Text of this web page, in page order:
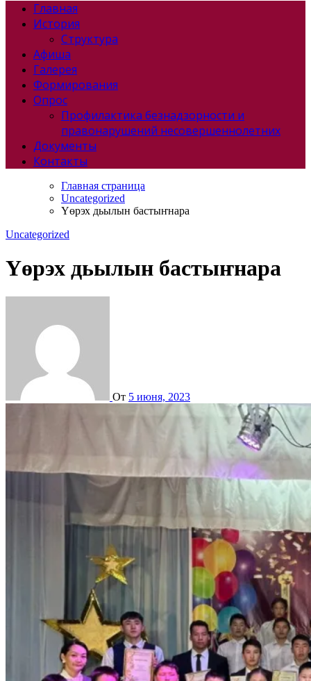
Главная
История
Структура
Афиша
Галерея
Формирования
Опрос
Профилактика безнадзорности и
правонарушений несовершеннолетних
Документы
Контакты
Главная страница
Uncategorized
Үөрэх дьылын бастыҥнара
Uncategorized
Үөрэх дьылын бастыҥнара
От 5 июня, 2023